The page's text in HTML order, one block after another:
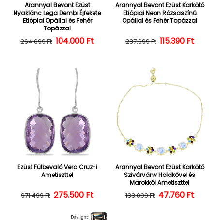
Arannyal Bevont Ezüst
Nyaklánc Lega Dembi Éjfekete
Etiópiai Opállal és Fehér
Topázzal
Normál ár
264.699 Ft Kedvezményes ár
104.000 Ft
Arannyal Bevont Ezüst Karkötő
Etiópiai Neon Rózsaszínű
Opállal és Fehér Topázzal
Normál ár
287.699 Ft 115.390 Ft
Ezüst Fülbevaló Vera Cruz-i
Ametiszttel
Normál ár
971.499 Ft Kedvezményes ár
275.500 Ft
Arannyal Bevont Ezüst Karkötő
Szivárvány Holdkővel és
Marokkói Ametiszttel
Normál ár
133.099 Ft 47.760 Ft